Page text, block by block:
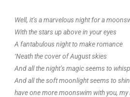
Well, it’s a marvelous night for a
With the stars up above in your eyes
A fantabulous night to make romance
‘Neath the cover of August skies
And all the night’s magic seems to
And all the soft moonlight seems to
have one more moonswim with you, my